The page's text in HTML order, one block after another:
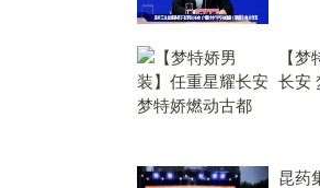
【
长安
昆药